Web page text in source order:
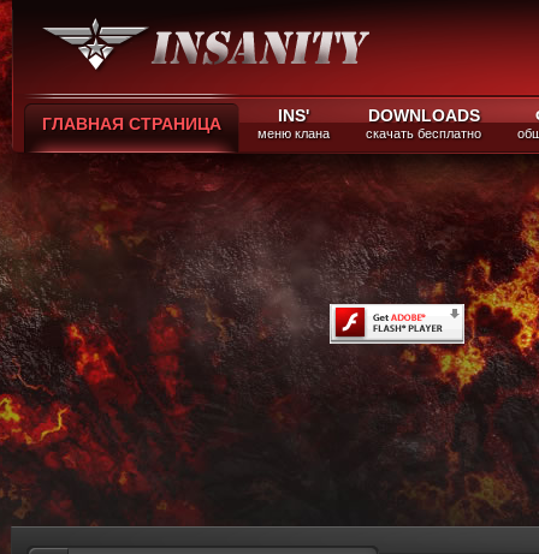
ГЛАВНАЯ СТРАНИЦА INS'
меню клана
DOWNLOADS
скачать бесплатно